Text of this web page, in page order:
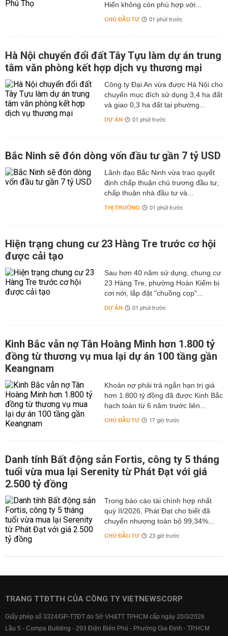
Hiến không còn phù hợp với...
CHỦ ĐẦU TƯ 01 phút trước
Hà Nội chuyển đổi đất Tây Tựu làm dự án trung
tâm văn phòng kết hợp dịch vụ thương mại
Công ty Đại An vừa được Hà Nội cho
chuyển mục đích sử dụng 3,4 ha đất
và giao 0,3 ha đất tại phường...
DỰ ÁN 01 phút trước
Bắc Ninh sẽ đón dòng vốn đầu tư gần 7 tỷ USD
Lãnh đạo Bắc Ninh vừa trao quyết
định chấp thuận chủ trương đầu tư,
chấp thuận nhà đầu tư và...
THỊ TRƯỜNG 01 phút trước
Hiện trạng chung cư 23 Hàng Tre trước cơ hội
được cải tạo
Sau hơn 40 năm sử dụng, chung cư
23 Hàng Tre, phường Hoàn Kiếm bị
cơi nới, lắp đặt "chuồng cọp"...
DỰ ÁN 01 phút trước
Kinh Bắc vẫn nợ Tân Hoàng Minh hơn 1.800 tỷ
đồng từ thương vụ mua lại dự án 100 tầng gần
Keangnam
hơn 1.800 tỷ đồng đã được Kinh Bắc
hạch toán từ 6 năm trước liên...
CHỦ ĐẦU TƯ 17 giờ trước
Danh tính Bất động sản Fortis, công ty 5 tháng
tuổi vừa mua lại Serenity từ Phát Đạt với giá
2.500 tỷ đồng
Trong báo cáo tài chính hợp nhất
quý II/2026, Phát Đạt cho biết đã
chuyển nhượng toàn bộ 99,34%...
CHỦ ĐẦU TƯ 23 giờ trước
TRANG TTĐTTH CỦA CÔNG TY VIETNEWSCORP
Giấy phép số 3324/GP-TTĐT do Sở VH&TT TPHCM cấp ngày 20/3/2026
Lầu 5 - Compa Building - 293 Điện Biên Phủ - Phường Gia Định - TP.HCM